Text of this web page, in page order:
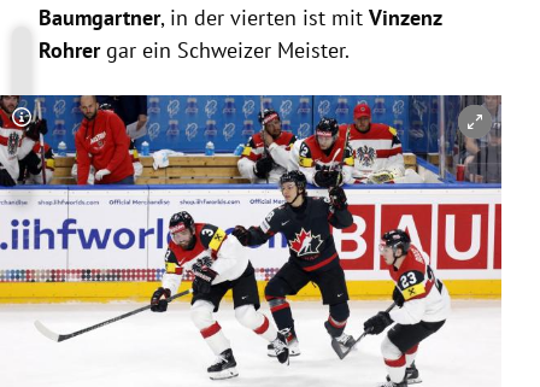
Baumgartner, in der vierten ist mit Vinzenz
Rohrergar ein Schweizer Meister.
Copyright-Hinweis öffnen/schließen